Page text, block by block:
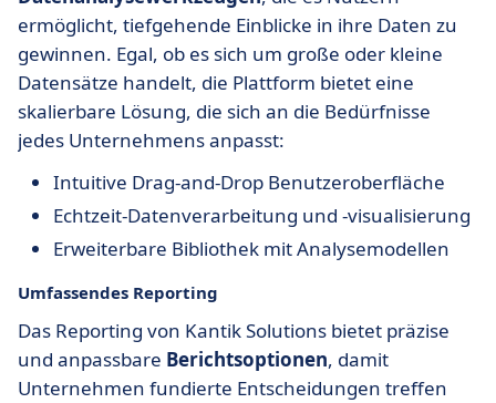
ermöglicht, tiefgehende Einblicke in ihre Daten zu
gewinnen. Egal, ob es sich um große oder kleine
Datensätze handelt, die Plattform bietet eine
skalierbare Lösung, die sich an die Bedürfnisse
jedes Unternehmens anpasst:
Intuitive Drag-and-Drop Benutzeroberfläche
Echtzeit-Datenverarbeitung und -visualisierung
Erweiterbare Bibliothek mit Analysemodellen
Umfassendes Reporting
Das Reporting von Kantik Solutions bietet präzise
und anpassbare Berichtsoptionen, damit
Unternehmen fundierte Entscheidungen treffen